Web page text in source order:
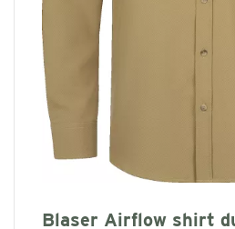
Blaser Airflow shirt